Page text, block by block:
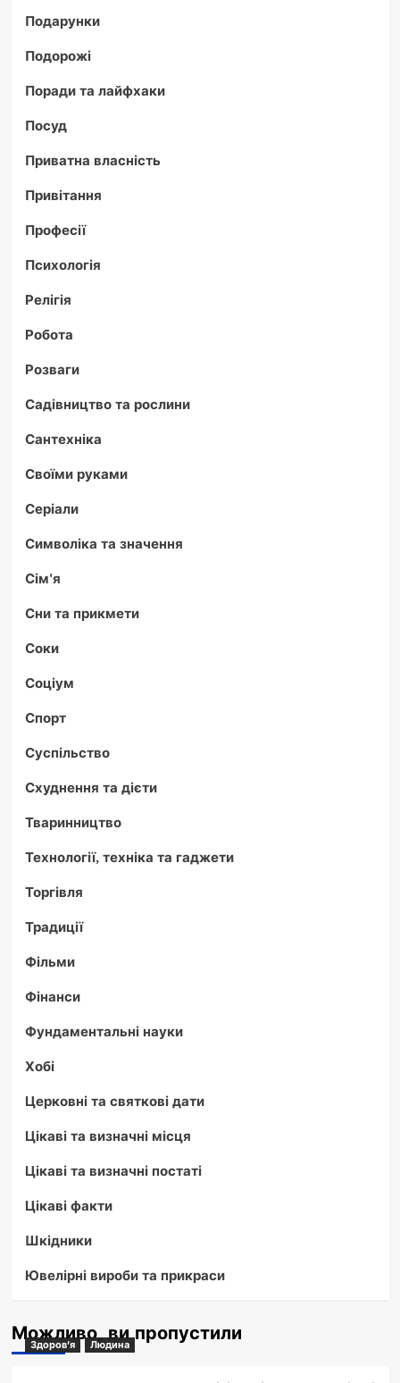
Подарунки
Подорожі
Поради та лайфхаки
Посуд
Приватна власність
Привітання
Професії
Психологія
Релігія
Робота
Розваги
Садівництво та рослини
Сантехніка
Своїми руками
Серіали
Символіка та значення
Сім'я
Сни та прикмети
Соки
Соціум
Спорт
Суспільство
Схуднення та дієти
Тваринництво
Технології, техніка та гаджети
Торгівля
Традиції
Фільми
Фінанси
Фундаментальні науки
Хобі
Церковні та святкові дати
Цікаві та визначні місця
Цікаві та визначні постаті
Цікаві факти
Шкідники
Ювелірні вироби та прикраси
Можливо, ви пропустили
Здоров'я Людина